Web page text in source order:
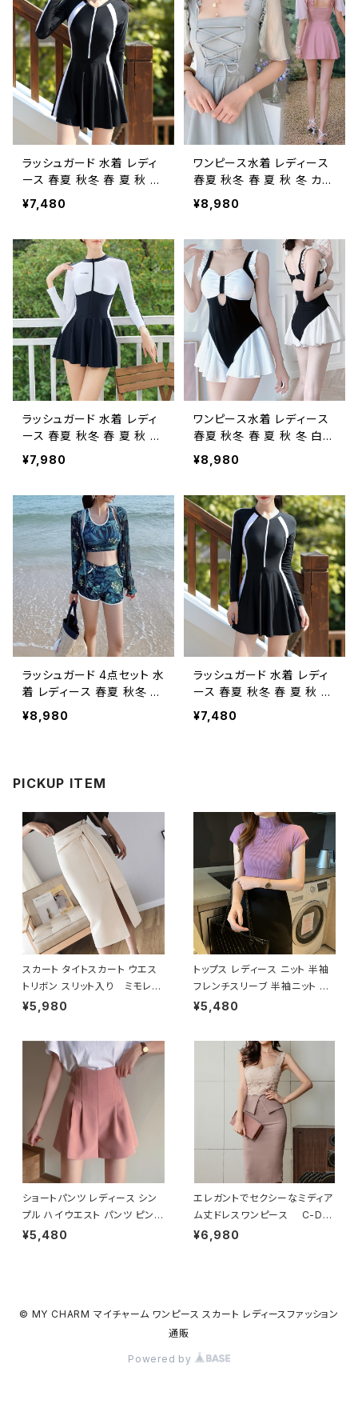
ア オールインワン水着 ブラ
ック水着 バンドゥ レース シ
ースルー 水着 大きいサイ
ズ 水着 水泳 プール ビーチ
海 アウトドア リゾート ダイ
エット ブラック トレーニング
ウェア スポーツウェア ラン
ニングウェア カジュアル OL
20代 30代 40代 50代 K-
M0013
セットアップ スイムウェア ト
ップス 大きいサイズ 水着
水泳 プール ビーチ 海 アウ
トドア リゾート ヨガウェア
フィットネス ヨガレギンス
ネイビー ダイエット トレー
ニングウェア スポーツウェ
ア ランニングウェア カジュ
アル OL 20代 30代 40代
50代 K-M0002
ラッシュガード 水着 レディ
ース 春夏 秋冬 春 夏 秋 冬
黒 長袖ラッシュガード カッ
プ付き ワンピース水着 長
ルインワン水着 スイムウェ
ア トップス 大きいサイズ 日
焼け予防 水着 水泳 プール
ビーチ 海 アウトドア リゾー
ト ヨガウェア フィットネス
ダイエット トレーニングウェ
ア スポーツウェア ランニン
グウェア カジュアル OL 20
代 30代 40代 50代 K-M0
007
¥7,480
ワンピース水着 レディース
春夏 秋冬 春 夏 秋 冬 カッ
プ付き ワンピース水着 長
袖 ワンピ水着 フィットネス
型 スイムウェア オールイン
ワン水着 バンドゥ 水着 バイ
カラー 大きいサイズ 水着
ピンク ライトグリーン 水泳
プール ビーチ 海 アウトド
ア リゾート ダイエット トレ
ーニングウェア スポーツウ
ェア ランニングウェア カジ
ュアル OL 20代 30代 40
代 50代 K-M0009
¥8,980
ラッシュガード 水着 レディ
ース 春夏 秋冬 春 夏 秋 冬
白 黒 長袖ラッシュガード
カップ付き ワンピース水着
ールインワン水着 スイムウ
ェア トップス 大きいサイズ
日焼け予防 水着 水泳 プー
ル ビーチ 海 アウトドア リ
ゾート ヨガウェア フィット
ネス ダイエット トレーニン
グウェア スポーツウェア ラ
ンニングウェア カジュアル
OL 20代 30代 40代 50代
K-M0006
¥7,980
ワンピース水着 レディース
春夏 秋冬 春 夏 秋 冬 白
黒 カップ付き ワンピース水
着 長袖 ワンピ水着 フィット
ールインワン水着 バンドゥ
水着 バイカラー 大きいサイ
ズ 水着 水泳 プール ビーチ
海 アウトドア リゾート ダイ
エット トレーニングウェア
スポーツウェア ランニング
ウェア カジュアル OL 20代
30代 40代 50代 K-M000
¥8,980
ラッシュガード 4点セット 水
着 レディース 春夏 秋冬 春
夏 秋 冬 長袖ラッシュガー
ド カップ付きトップス ショ
ショーパン 花柄 フィットネ
スウェア セットアップ ビキ
ニ インナーパンツ スイムウ
ェア トップス 大きいサイズ
水着 水泳 プール ビーチ 海
アウトドア リゾート ヨガウ
ェア フィットネス ダイエット
トレーニングウェア スポー
ツウェア ランニングウェア
カジュアル OL 20代 30代
40代 50代 K-M0005
¥8,980
ラッシュガード 水着 レディ
ース 春夏 秋冬 春 夏 秋 冬
黒 長袖ラッシュガード カッ
プ付き ワンピース水着 長
ビーチ 海 アウトドア リゾー
ト ヨガウェア フィットネス
ダイエット トレーニングウェ
ア スポーツウェア ランニン
グウェア カジュアル OL 20
代 30代 40代 50代 K-M0
007
¥7,480
PICKUP ITEM
スカート タイトスカート ウエス
トリボン スリット入り ミモレス
カート ミディアム スリット ひざ
¥5,980
トップス レディース ニット 半袖
フレンチスリーブ 半袖ニット ハ
イネック リブニット 春 夏 春夏
タ ピンク アイボリー ライトブル
ー ブラック セーター C-TSS
¥5,480
ショートパンツ レディース シン
プル ハイウエスト パンツ ピンク
ライトパープル ホワイト キュロ
¥5,480
エレガントでセクシーなミディア
ム丈ドレスワンピース C-DS
S1004
¥6,980
© MY CHARM マイチャーム ワンピース スカート レディースファッション
通販
Powered by